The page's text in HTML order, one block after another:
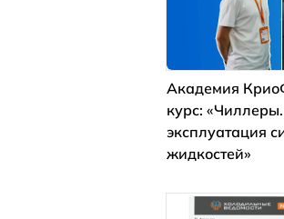
Академия
курс:
эксплуатация
жидкостей»